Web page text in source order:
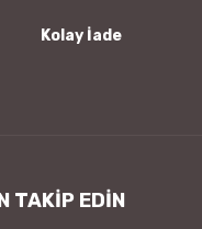
Kolay İade
TAKİP EDİN